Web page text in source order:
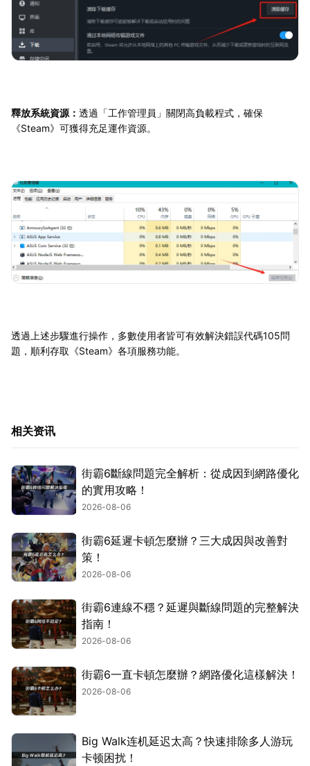
釋放系統資源： 透過「工作管理員」關閉高負載程式，確保
《Steam》可獲得充足運作資源。
透過上述步驟進行操作，多數使用者皆可有效解決錯誤代碼105問
題，順利存取《Steam》各項服務功能。
相关资讯
街霸6斷線問題完全解析：從成因到網路優化
的實用攻略！
2026-08-06
街霸6延遲卡頓怎麼辦？三大成因與改善對
策！
2026-08-06
街霸6連線不穩？延遲與斷線問題的完整解決
指南！
2026-08-06
街霸6一直卡頓怎麼辦？網路優化這樣解決！
2026-08-06
Big Walk连机延迟太高？快速排除多人游玩
卡顿困扰！